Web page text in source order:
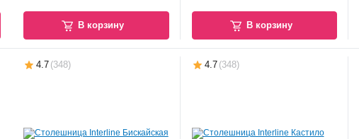
В корзину В корзину
4.7 (348) 4.7 (348)